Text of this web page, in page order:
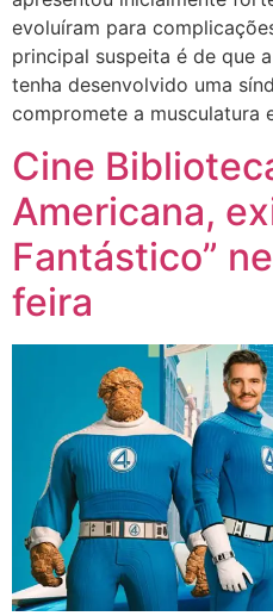
evoluíram para
principal suspeita é de que
tenha desenvolvido uma
compromete a musculatura
Cine
Americana,
Fantástico”
feira